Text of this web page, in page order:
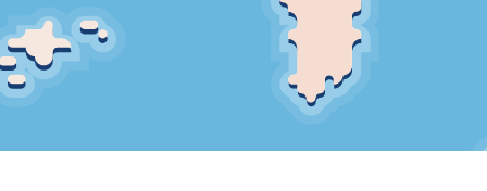
Assistenza
Assistenza